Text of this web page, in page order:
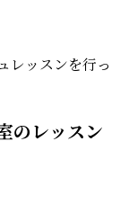
レッスンを行っ
のレッスン